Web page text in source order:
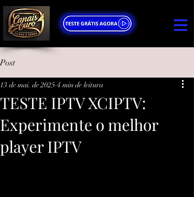
Post
TESTE IPTV XCIPTV:
Experimente o melhor
player IPTV
13 de mai. de 2025 4 min de leitura